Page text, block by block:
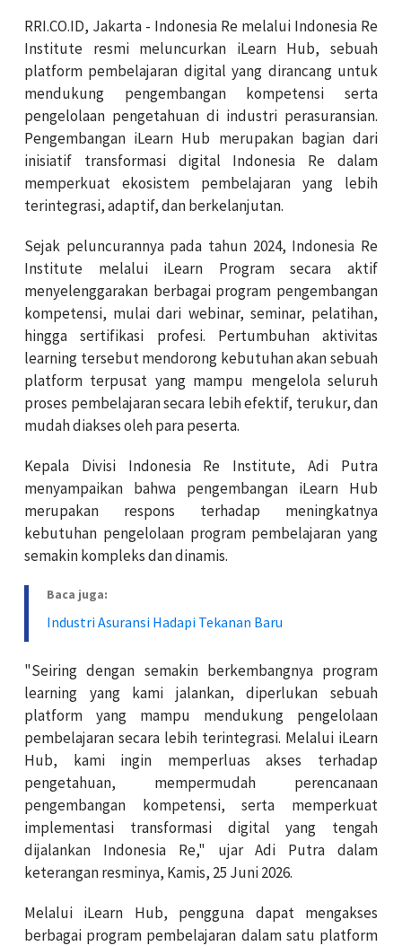
RRI.CO.ID, Jakarta - Indonesia Re melalui Indonesia Re
Institute resmi meluncurkan iLearn Hub, sebuah
platform pembelajaran digital yang dirancang untuk
mendukung pengembangan kompetensi serta
pengelolaan pengetahuan di industri perasuransian.
Pengembangan iLearn Hub merupakan bagian dari
inisiatif transformasi digital Indonesia Re dalam
memperkuat ekosistem pembelajaran yang lebih
terintegrasi, adaptif, dan berkelanjutan.
Sejak peluncurannya pada tahun 2024, Indonesia Re
Institute melalui iLearn Program secara aktif
menyelenggarakan berbagai program pengembangan
kompetensi, mulai dari webinar, seminar, pelatihan,
hingga sertifikasi profesi. Pertumbuhan aktivitas
learning tersebut mendorong kebutuhan akan sebuah
platform terpusat yang mampu mengelola seluruh
proses pembelajaran secara lebih efektif, terukur, dan
mudah diakses oleh para peserta.
Kepala Divisi Indonesia Re Institute, Adi Putra
menyampaikan bahwa pengembangan iLearn Hub
merupakan respons terhadap meningkatnya
kebutuhan pengelolaan program pembelajaran yang
semakin kompleks dan dinamis.
Baca juga:
Industri Asuransi Hadapi Tekanan Baru
"Seiring dengan semakin berkembangnya program
learning yang kami jalankan, diperlukan sebuah
platform yang mampu mendukung pengelolaan
pembelajaran secara lebih terintegrasi. Melalui iLearn
Hub, kami ingin memperluas akses terhadap
pengetahuan, mempermudah perencanaan
pengembangan kompetensi, serta memperkuat
implementasi transformasi digital yang tengah
dijalankan Indonesia Re," ujar Adi Putra dalam
keterangan resminya, Kamis, 25 Juni 2026.
Melalui iLearn Hub, pengguna dapat mengakses
berbagai program pembelajaran dalam satu platform